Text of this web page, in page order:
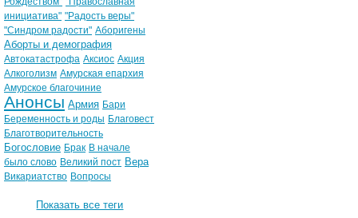
инициатива" "Радость веры"
"Синдром радости" Аборигены
Аборты и демография
Автокатастрофа Аксиос Акция
Алкоголизм Амурская епархия
Амурское благочиние
Анонсы Армия Бари
Беременность и роды Благовест
Благотворительность
Богословие Брак В начале
было слово Великий пост Вера
Викариатство Вопросы
Показать все теги